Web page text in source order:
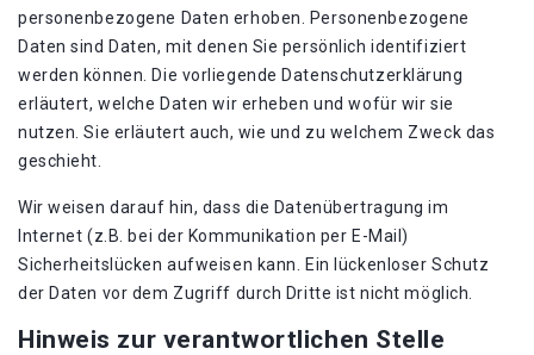
personenbezogene Daten erhoben. Personenbezogene
Daten sind Daten, mit denen Sie persönlich identifiziert
werden können. Die vorliegende Datenschutzerklärung
erläutert, welche Daten wir erheben und wofür wir sie
nutzen. Sie erläutert auch, wie und zu welchem Zweck das
geschieht.
Wir weisen darauf hin, dass die Datenübertragung im
Internet (z.B. bei der Kommunikation per E-Mail)
Sicherheitslücken aufweisen kann. Ein lückenloser Schutz
der Daten vor dem Zugriff durch Dritte ist nicht möglich.
Hinweis zur verantwortlichen Stelle